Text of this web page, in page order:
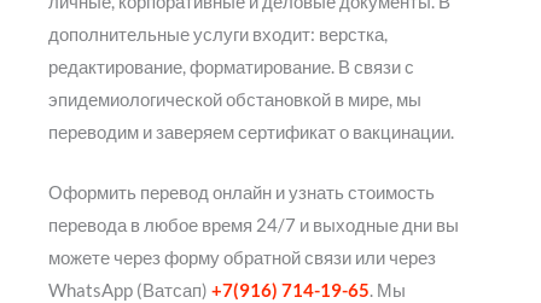
дополнительные услуги входит: верстка,
редактирование, форматирование. В связи с
эпидемиологической обстановкой в мире, мы
переводим и заверяем сертификат о вакцинации.
Оформить перевод онлайн и узнать стоимость
перевода в любое время 24/7 и выходные дни вы
можете через форму обратной связи или через
WhatsApp (Ватсап) +7(916) 714-19-65. Мы